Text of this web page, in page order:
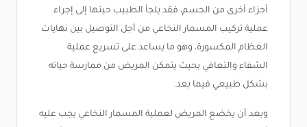
أجزاء أخرى من الجسم، فقد يلجأ الطبيب حينها إلى إجراء
عملية تركيب المسمار النخاعي من أجل التوصيل بين نهايات
العظام المكسورة، وهو ما يساعد على تسريع عملية
الشفاء والتعافي بحيث يتمكن المريض من ممارسة حياته
بشكل طبيعي فيما بعد.
وبعد أن يخضع المريض لعملية المسمار النخاعي يجب عليه